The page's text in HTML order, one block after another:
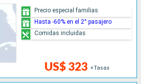
US$ 323 +Tasas
Precio especial familias
Hasta -60% en el 2° pasajero
Comidas incluidas